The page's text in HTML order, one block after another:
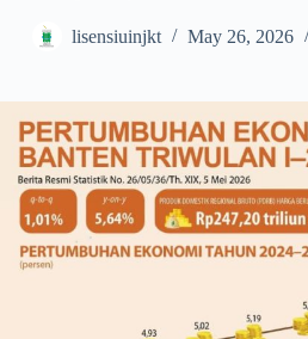
lisensiuinjkt May 26, 2026